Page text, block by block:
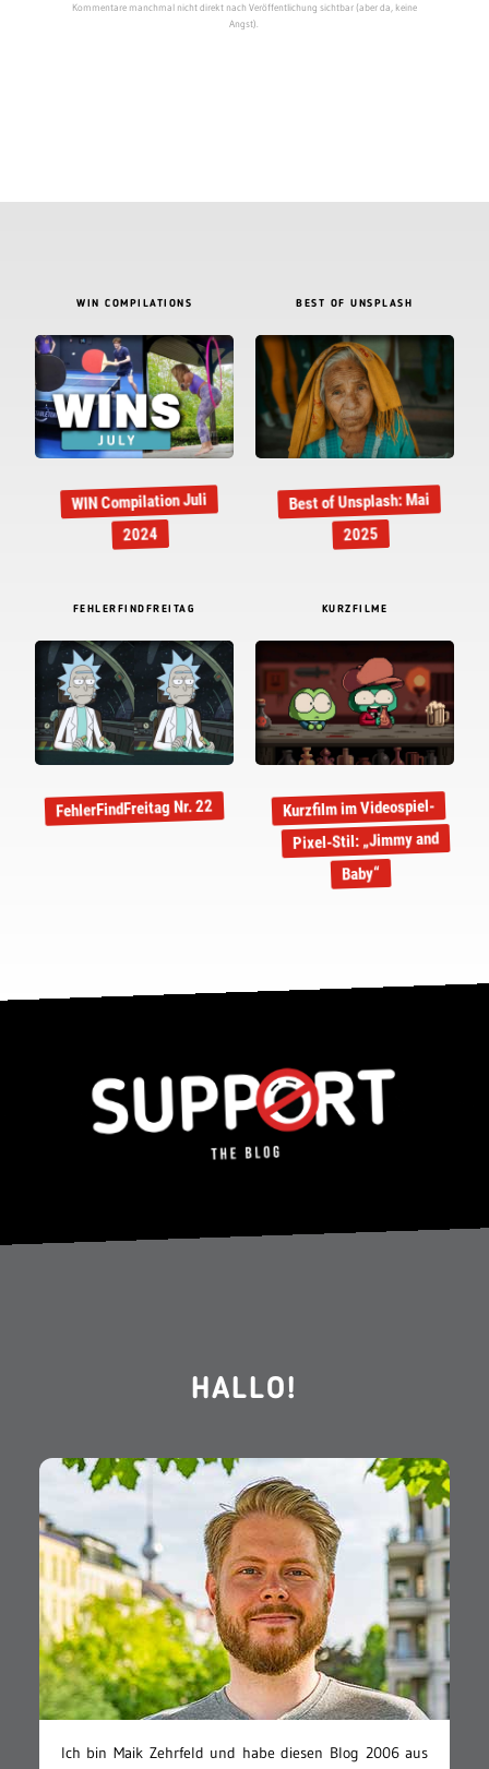
Kommentare manchmal nicht direkt nach Veröffentlichung sichtbar (aber da, keine
Angst).
WIN COMPILATIONS
WIN Compilation Juli
2024
BEST OF UNSPLASH
Best of Unsplash: Mai
2025
FEHLERFINDFREITAG
FehlerFindFreitag Nr. 22
KURZFILME
Kurzfilm im Videospiel-
Pixel-Stil: „Jimmy and
Baby“
HALLO!
Ich bin Maik Zehrfeld und habe diesen Blog 2006 aus